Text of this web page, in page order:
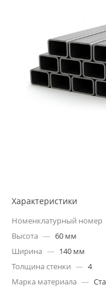
Характеристики
Номенклатурный номер
Высота — 60 мм
Ширина — 140 мм
Толщина стенки — 4
Марка материала —